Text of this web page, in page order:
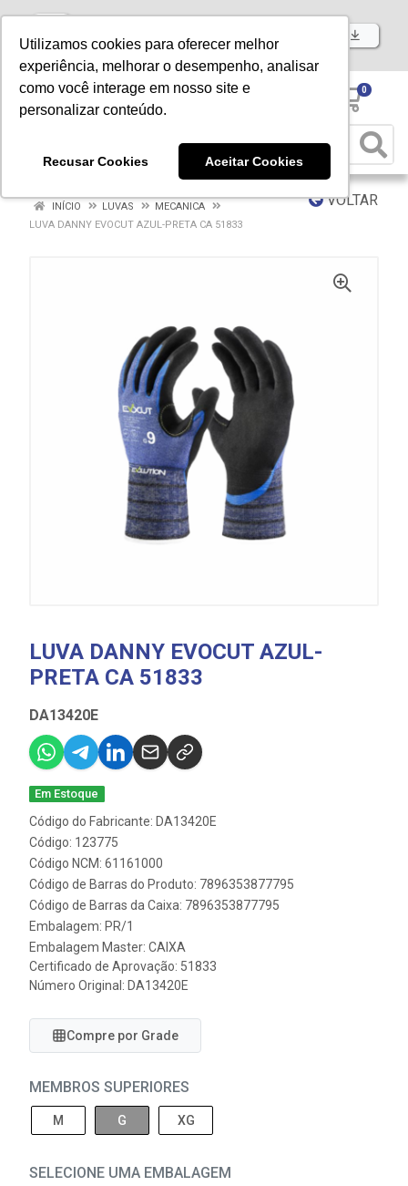
Utilizamos cookies para oferecer melhor
experiência, melhorar o desempenho, analisar
como você interage em nosso site e
personalizar conteúdo.
Recusar Cookies Aceitar Cookies
Baixe já nosso APP
0
VOLTAR
INÍCIO LUVAS
MECANICA
LUVA DANNY EVOCUT AZUL-PRETA CA 51833
LUVA DANNY EVOCUT AZUL-
PRETA CA 51833
DA13420E
Em Estoque
Código do Fabricante: DA13420E
Código: 123775
Código NCM: 61161000
Código de Barras do Produto: 7896353877795
Código de Barras da Caixa: 7896353877795
Embalagem: PR/1
Embalagem Master: CAIXA
Certificado de Aprovação: 51833
Número Original: DA13420E
Compre por Grade
MEMBROS SUPERIORES
M G XG
SELECIONE UMA EMBALAGEM